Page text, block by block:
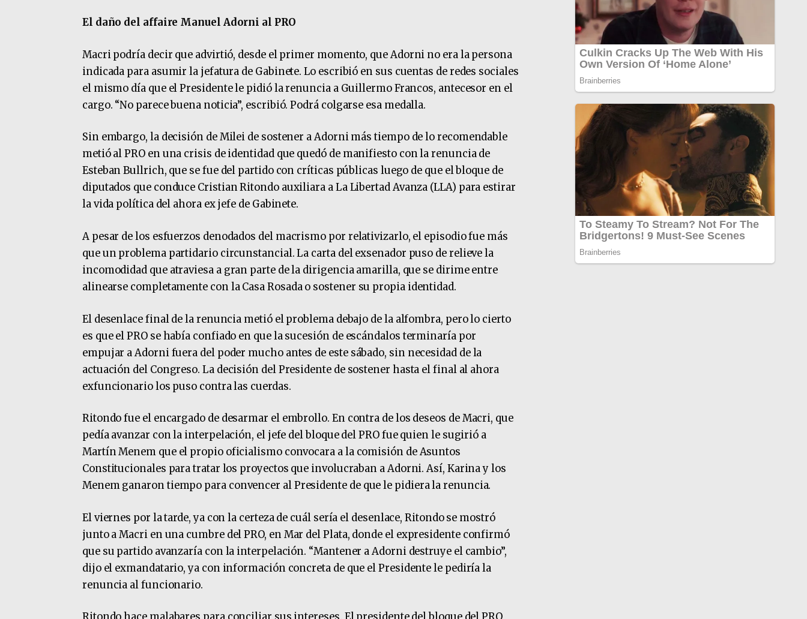
El daño del affaire Manuel Adorni al PRO
Macri podría decir que advirtió, desde el primer momento, que Adorni no era la persona
indicada para asumir la jefatura de Gabinete. Lo escribió en sus cuentas de redes sociales
el mismo día que el Presidente le pidió la renuncia a Guillermo Francos, antecesor en el
cargo. “No parece buena noticia”, escribió. Podrá colgarse esa medalla.
Sin embargo, la decisión de Milei de sostener a Adorni más tiempo de lo recomendable
metió al PRO en una crisis de identidad que quedó de manifiesto con la renuncia de
Esteban Bullrich, que se fue del partido con críticas públicas luego de que el bloque de
diputados que conduce Cristian Ritondo auxiliara a La Libertad Avanza (LLA) para estirar
la vida política del ahora ex jefe de Gabinete.
A pesar de los esfuerzos denodados del macrismo por relativizarlo, el episodio fue más
que un problema partidario circunstancial. La carta del exsenador puso de relieve la
incomodidad que atraviesa a gran parte de la dirigencia amarilla, que se dirime entre
alinearse completamente con la Casa Rosada o sostener su propia identidad.
El desenlace final de la renuncia metió el problema debajo de la alfombra, pero lo cierto
es que el PRO se había confiado en que la sucesión de escándalos terminaría por
empujar a Adorni fuera del poder mucho antes de este sábado, sin necesidad de la
actuación del Congreso. La decisión del Presidente de sostener hasta el final al ahora
exfuncionario los puso contra las cuerdas.
Ritondo fue el encargado de desarmar el embrollo. En contra de los deseos de Macri, que
pedía avanzar con la interpelación, el jefe del bloque del PRO fue quien le sugirió a
Martín Menem que el propio oficialismo convocara a la comisión de Asuntos
Constitucionales para tratar los proyectos que involucraban a Adorni. Así, Karina y los
Menem ganaron tiempo para convencer al Presidente de que le pidiera la renuncia.
El viernes por la tarde, ya con la certeza de cuál sería el desenlace, Ritondo se mostró
junto a Macri en una cumbre del PRO, en Mar del Plata, donde el expresidente confirmó
que su partido avanzaría con la interpelación. “Mantener a Adorni destruye el cambio”,
dijo el exmandatario, ya con información concreta de que el Presidente le pediría la
renuncia al funcionario.